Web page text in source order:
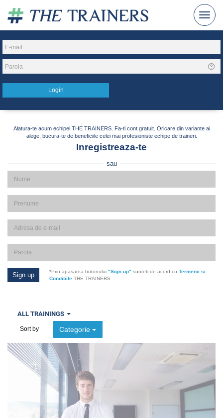
Alatura-te acum echipei THE TRAINERS. Fa-ti cont gratuit. Oricare din variante ai
alege, bucura-te de beneficiile celei mai profesioniste echipe de traineri.
Inregistreaza-te
sau
*Prin apasarea butonului "Sign up" sunteti de acord cu Termenii si
ConditiileTHE TRAINERS
ALL TRAININGS
Sort by Categorie